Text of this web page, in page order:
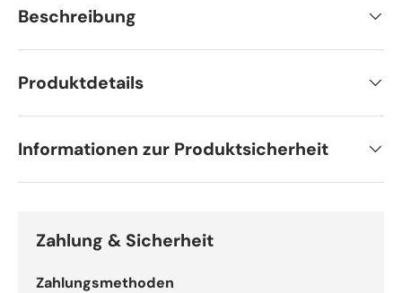
Beschreibung
Produktdetails
Informationen zur Produktsicherheit
Zahlung & Sicherheit
Zahlungsmethoden